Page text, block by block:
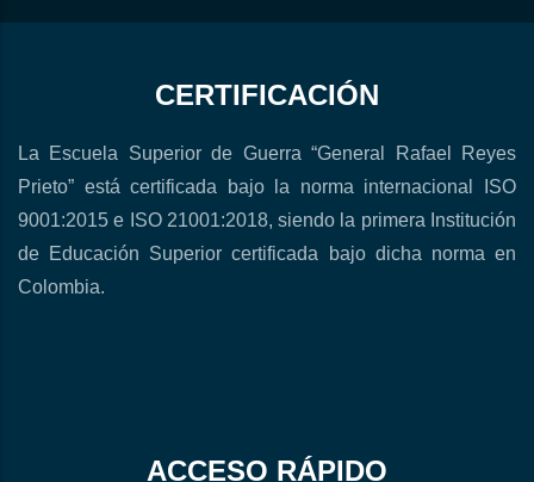
CERTIFICACIÓN
La Escuela Superior de Guerra “General Rafael Reyes
Prieto” está certificada bajo la norma internacional ISO
9001:2015 e ISO 21001:2018, siendo la primera Institución
de Educación Superior certificada bajo dicha norma en
Colombia.
ACCESO RÁPIDO